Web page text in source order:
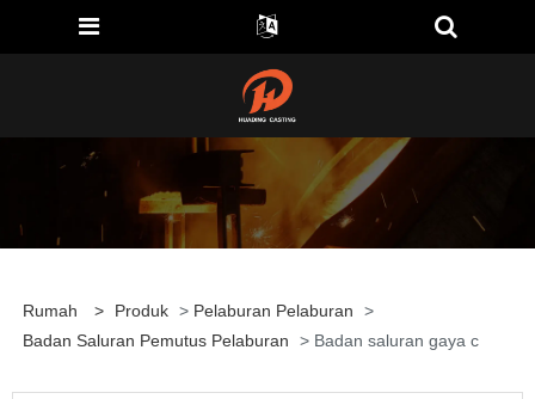
Rumah > Produk > Pelaburan Pelaburan
>
Badan Saluran Pemutus Pelaburan
> Badan saluran gaya c